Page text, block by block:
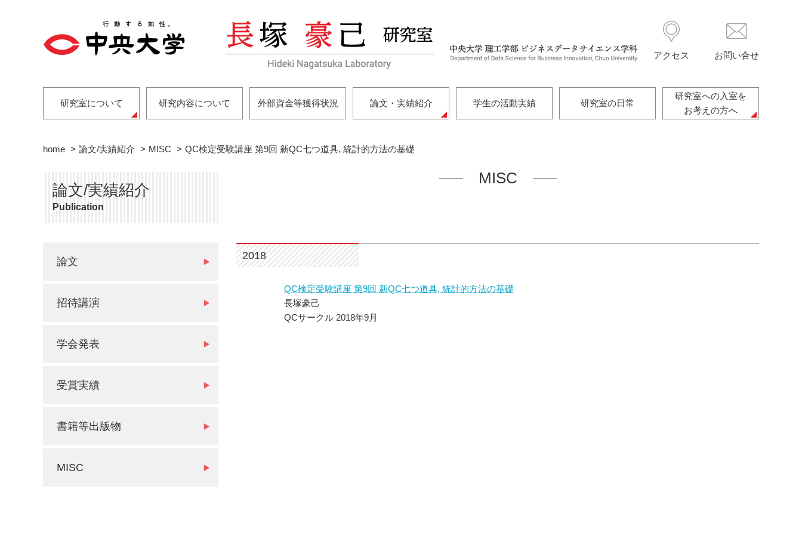
アクセス お問い合せ
研究室について 研究内容について 外部資金等獲得状況 論文・実績紹介 学生の活動実績 研究室の日常
研究室への入室を
お考えの方へ
home 論文/実績紹介 MISC QC検定受験講座 第9回 新QC七つ道具, 統計的方法の基礎
論文/実績紹介
Publication
論文
招待講演
学会発表
受賞実績
書籍等出版物
MISC
MISC
2018
QC検定受験講座 第9回 新QC七つ道具, 統計的方法の基礎
長塚豪己
QCサークル 2018年9月